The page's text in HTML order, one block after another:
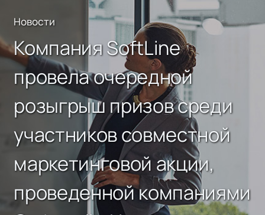
Новости
Компания SoftLine
провела очередной
розыгрыш призов среди
участников совместной
маркетинговой акции,
проведенной компаниями